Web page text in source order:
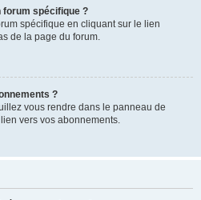
forum spécifique ?
spécifique en cliquant sur le lien
de la page du forum.
?
vous rendre dans le panneau de
vers vos abonnements.